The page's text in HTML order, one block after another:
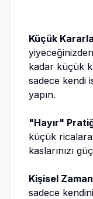
Küçük
kadar küçük
sadece kendi
yapın.
"Hayır"
küçük
kaslarınızı
Kişisel
sadece